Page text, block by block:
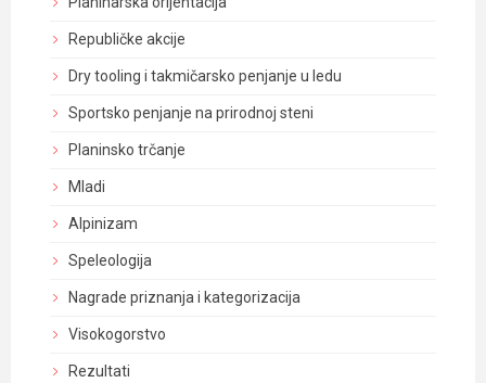
Republičke akcije
Dry tooling i takmičarsko penjanje u ledu
Sportsko penjanje na prirodnoj steni
Planinsko trčanje
Mladi
Alpinizam
Speleologija
Nagrade priznanja i kategorizacija
Visokogorstvo
Rezultati